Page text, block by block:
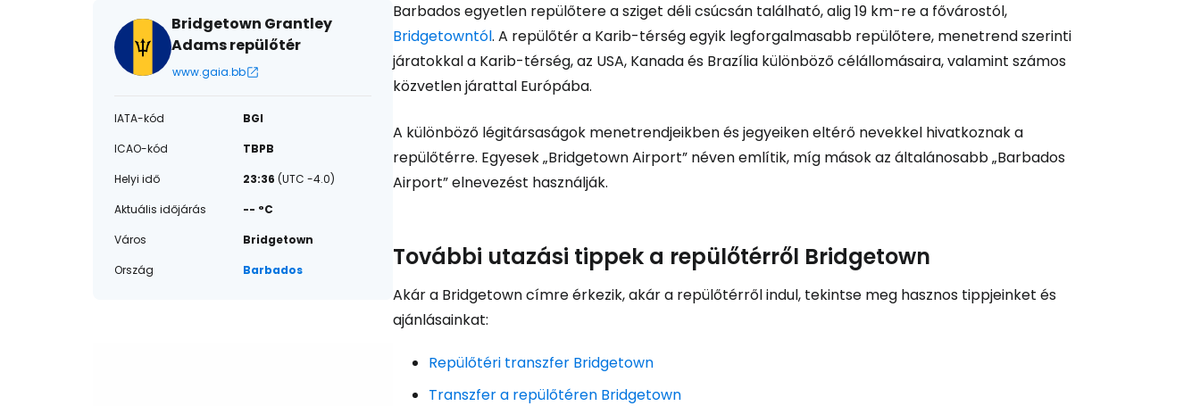
Bridgetown Grantley
Adams repülőtér
www.gaia.bb
IATA-kód
BGI
ICAO-kód
TBPB
Helyi idő
23:36 (UTC -4.0)
Aktuális időjárás
-- °C
Város
Bridgetown
Ország
Barbados
Barbados egyetlen repülőtere a sziget déli csúcsán található, alig 19 km-re a fővárostól,
Bridgetowntól. A repülőtér a Karib-térség egyik legforgalmasabb repülőtere, menetrend szerinti
járatokkal a Karib-térség, az USA, Kanada és Brazília különböző célállomásaira, valamint számos
közvetlen járattal Európába.
A különböző légitársaságok menetrendjeikben és jegyeiken eltérő nevekkel hivatkoznak a
repülőtérre. Egyesek „Bridgetown Airport” néven említik, míg mások az általánosabb „Barbados
Airport” elnevezést használják.
További utazási tippek a repülőtérről Bridgetown
Akár a Bridgetown címre érkezik, akár a repülőtérről indul, tekintse meg hasznos tippjeinket és
ajánlásainkat:
Repülőtéri transzfer Bridgetown
Transzfer a repülőtéren Bridgetown
Bejelentkezés a Cestee-be
... az utazási közösség világszerte
Folytatás a Facebookkal